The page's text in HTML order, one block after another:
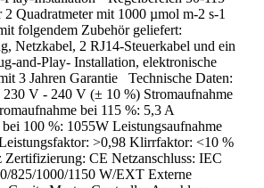
2 Quadratmeter mit 1000 µmol m-2 s-1
folgendem Zubehör geliefert:
Netzkabel, 2 RJ14-Steuerkabel und ein
and-Play- Installation, elektronische
3 Jahren Garantie Technische Daten:
230 V - 240 V (± 10 %) Stromaufnahme
bei 115 %: 5,3 A
100 %: 1055W Leistungsaufnahme
>0,98 Klirrfaktor: <10 %
Zertifizierung: CE Netzanschluss: IEC
825/1000/1150 W/EXT Externe